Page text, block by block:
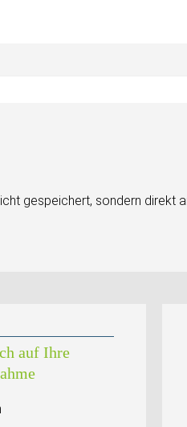
gespeichert, sondern
auf Ihre